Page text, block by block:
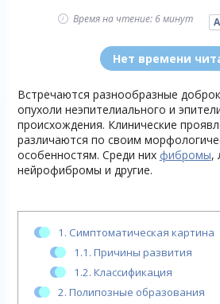
Время на чтение: 6 минут А
Нет времени
Встречаются разнообразные
опухоли неэпителиального и
происхождения. Клинические
различаются по своим
особенностям. Среди них фибромы,
нейрофибромы и другие.
1. Симптоматическая картина
1.1. Причины развития
1.2. Классификация
2. Полипозные образования